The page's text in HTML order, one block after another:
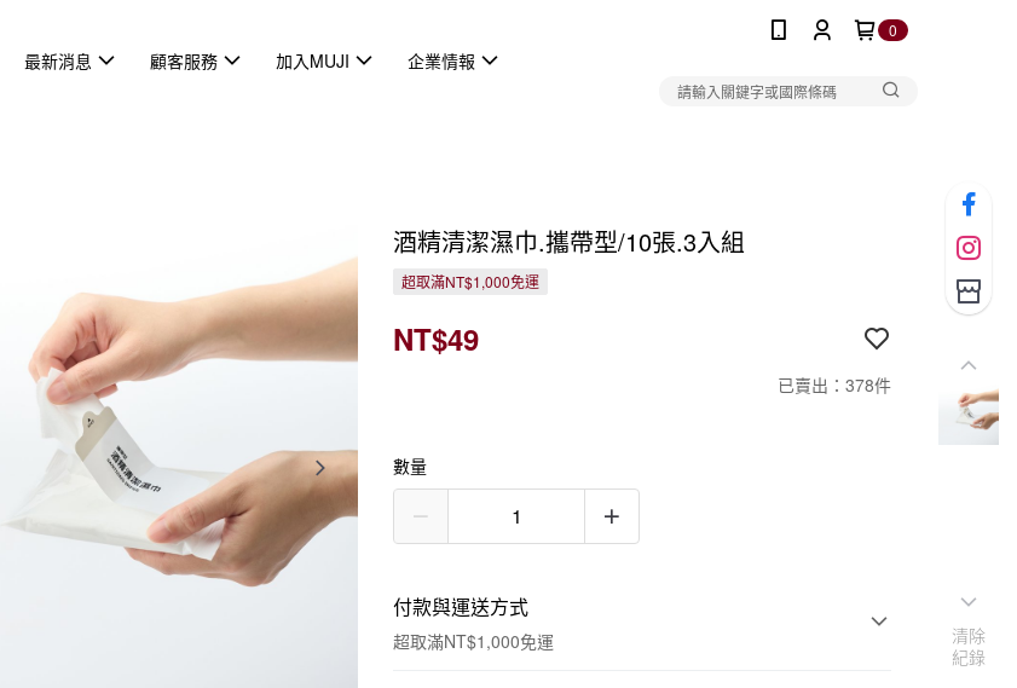
0
最新消息 顧客服務 加入MUJI 企業情報
酒精清潔濕巾.攜帶型/10張.3入組
超取滿NT$1,000免運
NT$49
已賣出：378件
數量
付款與運送方式
超取滿NT$1,000免運
清除
紀錄